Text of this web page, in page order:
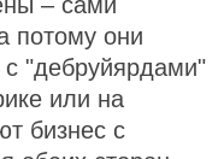
потому они
с "дебруйярдами"
или на
бизнес с